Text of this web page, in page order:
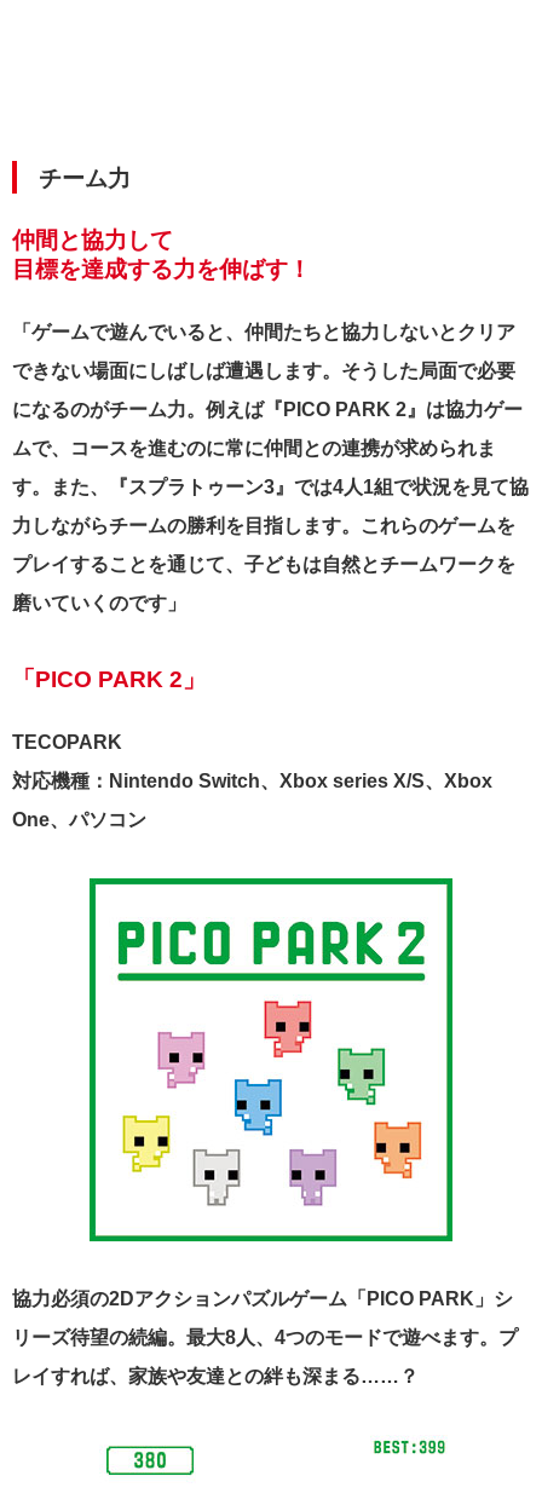
チーム力
仲間と協力して
目標を達成する力を伸ばす！
「ゲームで遊んでいると、仲間たちと協力しないとクリア
できない場面にしばしば遭遇します。そうした局面で必要
になるのがチーム力。例えば『PICO PARK 2』は協力ゲー
ムで、コースを進むのに常に仲間との連携が求められま
す。また、『スプラトゥーン3』では4人1組で状況を見て協
力しながらチームの勝利を目指します。これらのゲームを
プレイすることを通じて、子どもは自然とチームワークを
磨いていくのです」
「PICO PARK 2」
TECOPARK
対応機種：Nintendo Switch、Xbox series X/S、Xbox
One、パソコン
協力必須の2Dアクションパズルゲーム「PICO PARK」シ
リーズ待望の続編。最大8人、4つのモードで遊べます。プ
レイすれば、家族や友達との絆も深まる……？